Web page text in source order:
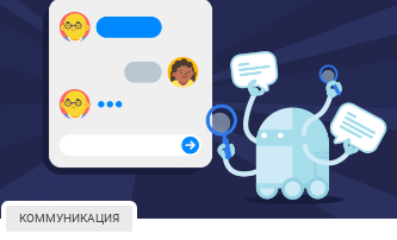
КОММУНИКАЦИЯ